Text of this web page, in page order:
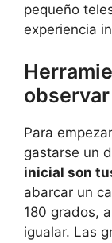
pequeño
experiencia
Para
gastarse un
inicial son
abarcar un
180 grados,
igualar. Las